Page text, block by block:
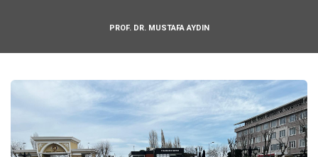
PROF. DR. MUSTAFA AYDIN